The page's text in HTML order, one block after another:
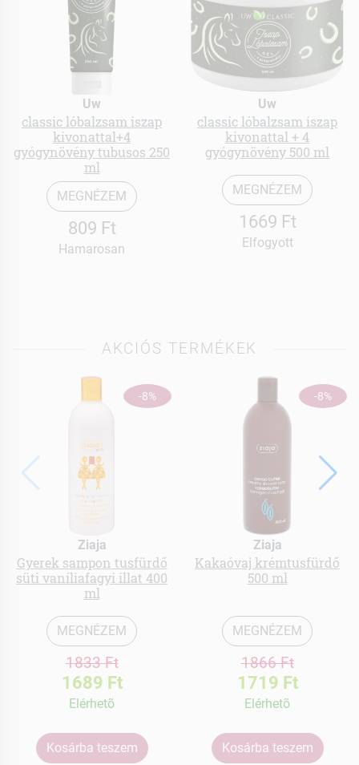
Uw
classic lóbalzsam iszap
kivonattal+4
gyógynövény tubusos 250
ml
MEGNÉZEM
809 Ft
Hamarosan
Uw
classic lóbalzsam iszap
kivonattal + 4
gyógynövény 500 ml
MEGNÉZEM
1669 Ft
Elfogyott
AKCIÓS TERMÉKEK
-8%
Ziaja
Gyerek sampon tusfürdő
süti vaníliafagyi illat 400
ml
MEGNÉZEM
1833 Ft
1689 Ft
Elérhetõ
Kosárba teszem
-8%
Ziaja
Kakaóvaj krémtusfürdő
500 ml
MEGNÉZEM
1866 Ft
1719 Ft
Elérhetõ
Kosárba teszem